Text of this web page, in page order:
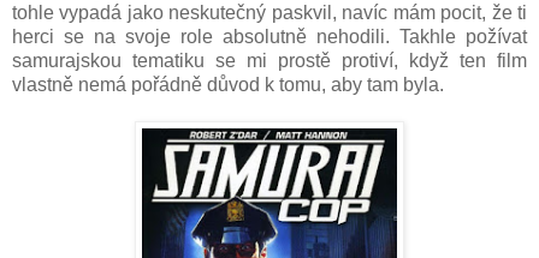
tohle vypadá jako neskutečný paskvil, navíc mám pocit, že ti
herci se na svoje role absolutně nehodili. Takhle požívat
samurajskou tematiku se mi prostě protiví, když ten film
vlastně nemá pořádně důvod k tomu, aby tam byla.